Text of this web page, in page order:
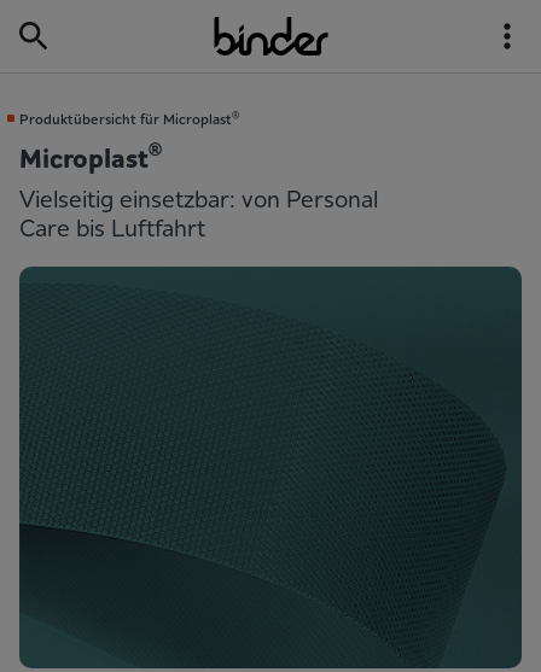
Produktübersicht für Microplast®
Microplast®
Vielseitig einsetzbar: von Personal
Care bis Luftfahrt